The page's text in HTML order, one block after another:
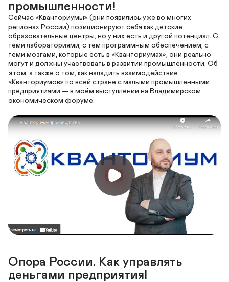
промышленности!
Сейчас «Кванториумы» (они появились уже во многих
регионах России) позиционируют себя как детские
образовательные центры, но у них есть и другой потенциал. С
теми лабораториями, с тем программным обеспечением, с
теми мозгами, которые есть в «Кванториумах», они реально
могут и должны участвовать в развитии промышленности. Об
этом, а также о том, как наладить взаимодействие
«Кванториумов» по всей стране с малыми промышленными
предприятиями — в моём выступлении на Владимирском
Опора России. Как управлять
деньгами предприятия!